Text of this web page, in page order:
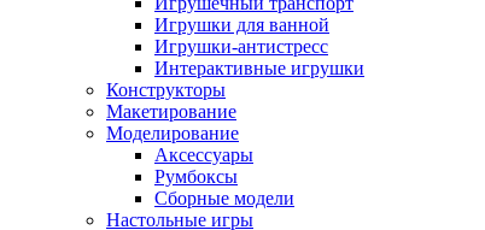
Игрушки для ванной
Игрушки-антистресс
Интерактивные игрушки
Конструкторы
Макетирование
Моделирование
Аксессуары
Румбоксы
Сборные модели
Настольные игры